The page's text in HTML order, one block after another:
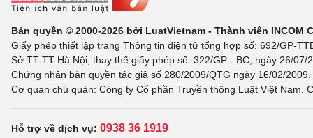
Bản quyền © 2000-2026 bởi LuatVietnam - Thành viên INCOM
Giấy phép thiết lập trang Thông tin điện tử tổng hợp số: 692/GP-
Sở TT-TT Hà Nội, thay thế giấy phép số: 322/GP - BC, ngày 26/
Chứng nhận bản quyền tác giả số 280/2009/QTG ngày 16/02/
Cơ quan chủ quản: Công ty Cổ phần Truyền thông Luật Việt Nam.
Hỗ trợ về dịch vụ: 0938 36 1919